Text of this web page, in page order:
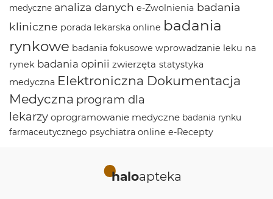
medyczne analiza danych e-Zwolnienia badania
kliniczne porada lekarska online badania
rynkowe badania fokusowe wprowadzanie leku na
rynek badania opinii zwierzęta statystyka
medyczna Elektroniczna Dokumentacja
Medyczna program dla
lekarzy oprogramowanie medyczne badania rynku
farmaceutycznego psychiatra online e-Recepty
haloapteka